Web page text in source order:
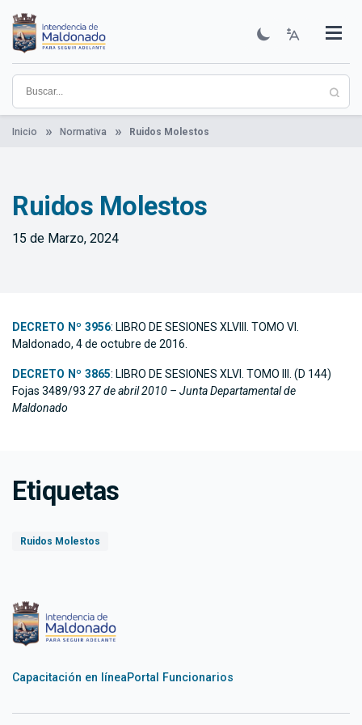
contenido
principal
Institucional
Municipios
Descubre Maldonado
Comunicación
Servicios
Guía De Trámites
Ver Noticias
Inicio Normativa Ruidos Molestos
Ruidos Molestos
15 de Marzo, 2024
DECRETO Nº 3956: LIBRO DE SESIONES XLVIII. TOMO VI.
Maldonado, 4 de octubre de 2016.
DECRETO Nº 3865: LIBRO DE SESIONES XLVI. TOMO III. (D 144)
Fojas 3489/93 27 de abril 2010 – Junta Departamental de
Maldonado
Etiquetas
Ruidos Molestos
Capacitación en líneaPortal Funcionarios